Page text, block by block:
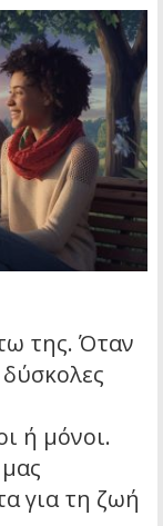
της. Όταν
ή μόνοι.
για τη ζωή